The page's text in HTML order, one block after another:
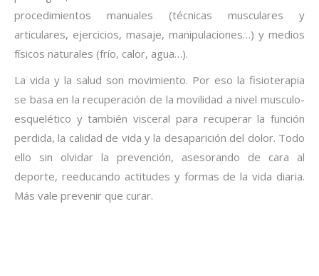
procedimientos manuales (técnicas musculares y
articulares, ejercicios, masaje, manipulaciones…) y medios
físicos naturales (frío, calor, agua…).
La vida y la salud son movimiento. Por eso la fisioterapia
se basa en la recuperación de la movilidad a nivel musculo-
esquelético y también visceral para recuperar la función
perdida, la calidad de vida y la desaparición del dolor. Todo
ello sin olvidar la prevención, asesorando de cara al
deporte, reeducando actitudes y formas de la vida diaria.
Más vale prevenir que curar.